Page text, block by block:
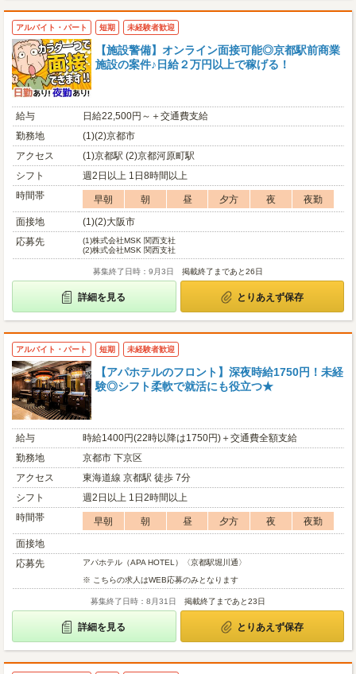
アルバイト・パート 短期 未経験者歓迎
【施設警備】オンライン面接可能◎京都駅前商業
施設の案件♪日給２万円以上で稼げる！
給与
日給22,500円～＋交通費支給
勤務地
(1)(2)京都市
アクセス
(1)京都駅 (2)京都河原町駅
シフト
週2日以上 1日8時間以上
時間帯
早朝 朝 昼 夕方 夜
夜勤
面接地
(1)(2)大阪市
応募先
(1)株式会社MSK 関西支社
(2)株式会社MSK 関西支社
募集終了日時：9月3日 掲載終了まであと26日
詳細を見る とりあえず保存
アルバイト・パート 短期 未経験者歓迎
【アパホテルのフロント】深夜時給1750円！未経
験◎シフト柔軟で就活にも役立つ★
給与
時給1400円(22時以降は1750円)＋交通費全額支給
勤務地
京都市 下京区
アクセス
東海道線 京都駅 徒歩 7分
シフト
週2日以上 1日2時間以上
時間帯
早朝 朝 昼 夕方 夜
夜勤
面接地
応募先
アパホテル（APA HOTEL）〈京都駅堀川通〉
※ こちらの求人はWEB応募のみとなります
募集終了日時：8月31日 掲載終了まであと23日
詳細を見る とりあえず保存